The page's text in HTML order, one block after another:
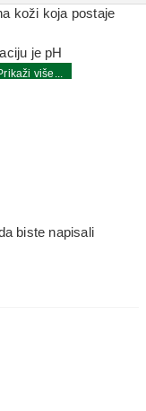
koži koja postaje
je pH
biste napisali